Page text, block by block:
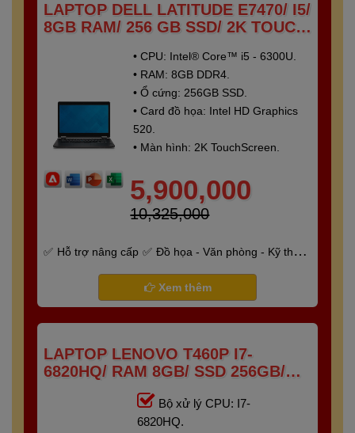
LAPTOP DELL LATITUDE E7470/ I5/
8GB RAM/ 256 GB SSD/ 2K TOUCH
• CPU: Intel® Core™ i5 - 6300U.
• RAM: 8GB DDR4.
• Ổ cứng: 256GB SSD.
• Card đồ họa: Intel HD Graphics
520.
• Màn hình: 2K TouchScreen.
5,900,000
10,325,000
Hỗ trợ nâng cấp
Đồ họa - Văn phòng - Kỹ thuật
Bảo hành 6 tháng
Xem thêm
LAPTOP LENOVO T460P I7-
6820HQ/ RAM 8GB/ SSD 256GB/
Bộ xử lý CPU: I7-
6820HQ.